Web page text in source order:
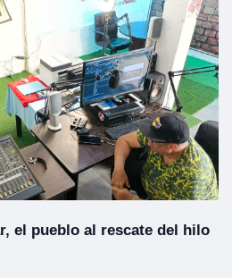
el pueblo al rescate del hilo